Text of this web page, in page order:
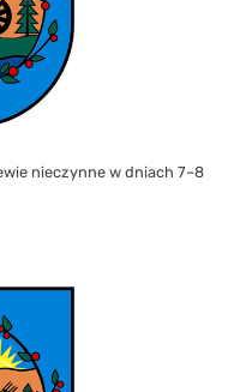
nieczynne w dniach 7–8